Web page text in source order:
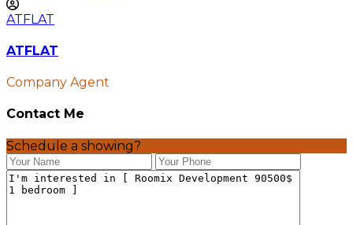
ATFLAT
ATFLAT
Company Agent
Contact Me
Schedule a showing?